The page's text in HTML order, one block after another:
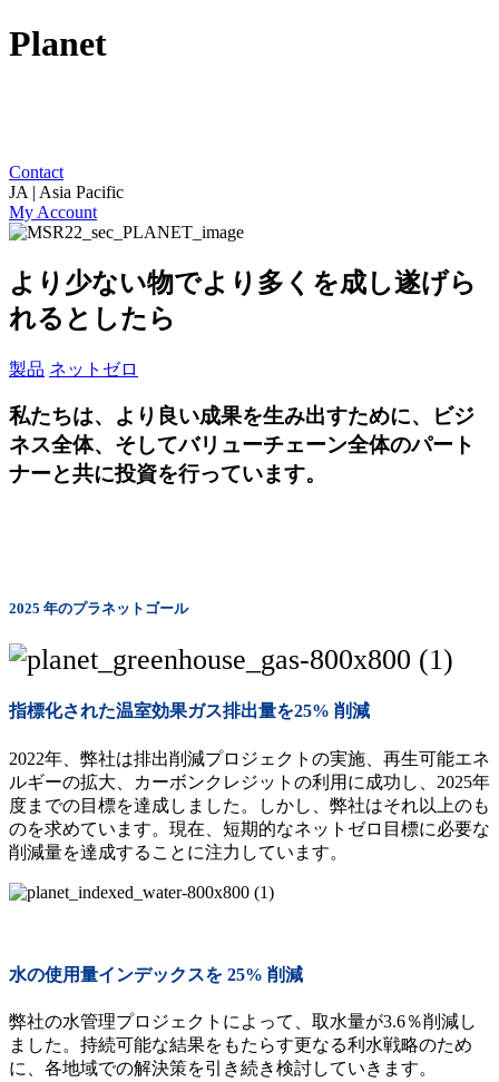
Planet
Contact
JA | Asia Pacific
My Account
より少ない物でより多くを成し遂げら
れるとしたら
製品 ネットゼロ
私たちは、より良い成果を生み出すために、ビジ
ネス全体、そしてバリューチェーン全体のパート
ナーと共に投資を行っています。
2025 年のプラネットゴール
指標化された温室効果ガス排出量を25% 削減
2022年、弊社は排出削減プロジェクトの実施、再生可能エネ
ルギーの拡大、カーボンクレジットの利用に成功し、2025年
度までの目標を達成しました。しかし、弊社はそれ以上のも
のを求めています。現在、短期的なネットゼロ目標に必要な
削減量を達成することに注力しています。
水の使用量インデックスを 25% 削減
弊社の水管理プロジェクトによって、取水量が3.6％削減し
ました。持続可能な結果をもたらす更なる利水戦略のため
に、各地域での解決策を引き続き検討していきます。